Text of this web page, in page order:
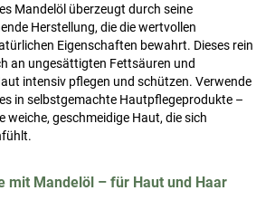
Mandelöl überzeugt durch seine
Herstellung, die die wertvollen
Eigenschaften bewahrt. Dieses rein
an ungesättigten Fettsäuren und
intensiv pflegen und schützen. Verwende
in selbstgemachte Hautpflegeprodukte –
weiche, geschmeidige Haut, die sich
mit Mandelöl – für Haut und Haar